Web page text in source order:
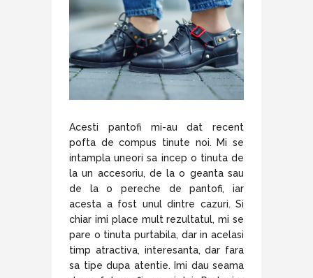
Acesti pantofi mi-au dat recent
pofta de compus tinute noi. Mi se
intampla uneori sa incep o tinuta de
la un accesoriu, de la o geanta sau
de la o pereche de pantofi, iar
acesta a fost unul dintre cazuri. Si
chiar imi place mult rezultatul, mi se
pare o tinuta purtabila, dar in acelasi
timp atractiva, interesanta, dar fara
sa tipe dupa atentie. Imi dau seama